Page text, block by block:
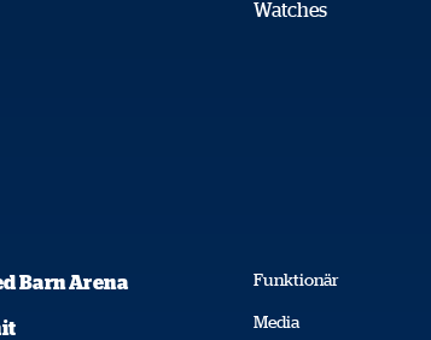
Barn Arena Funktionär
Media